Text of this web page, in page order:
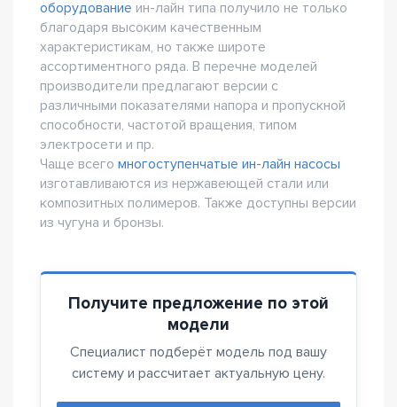
оборудование ин-лайн типа получило не только
благодаря высоким качественным
характеристикам, но также широте
ассортиментного ряда. В перечне моделей
производители предлагают версии с
различными показателями напора и пропускной
способности, частотой вращения, типом
электросети и пр.
Чаще всего многоступенчатые ин-лайн насосы
изготавливаются из нержавеющей стали или
композитных полимеров. Также доступны версии
из чугуна и бронзы.
Получите предложение по этой
модели
Специалист подберёт модель под вашу
систему и рассчитает актуальную цену.